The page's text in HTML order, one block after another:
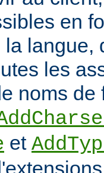
en
langue,
les
noms
et